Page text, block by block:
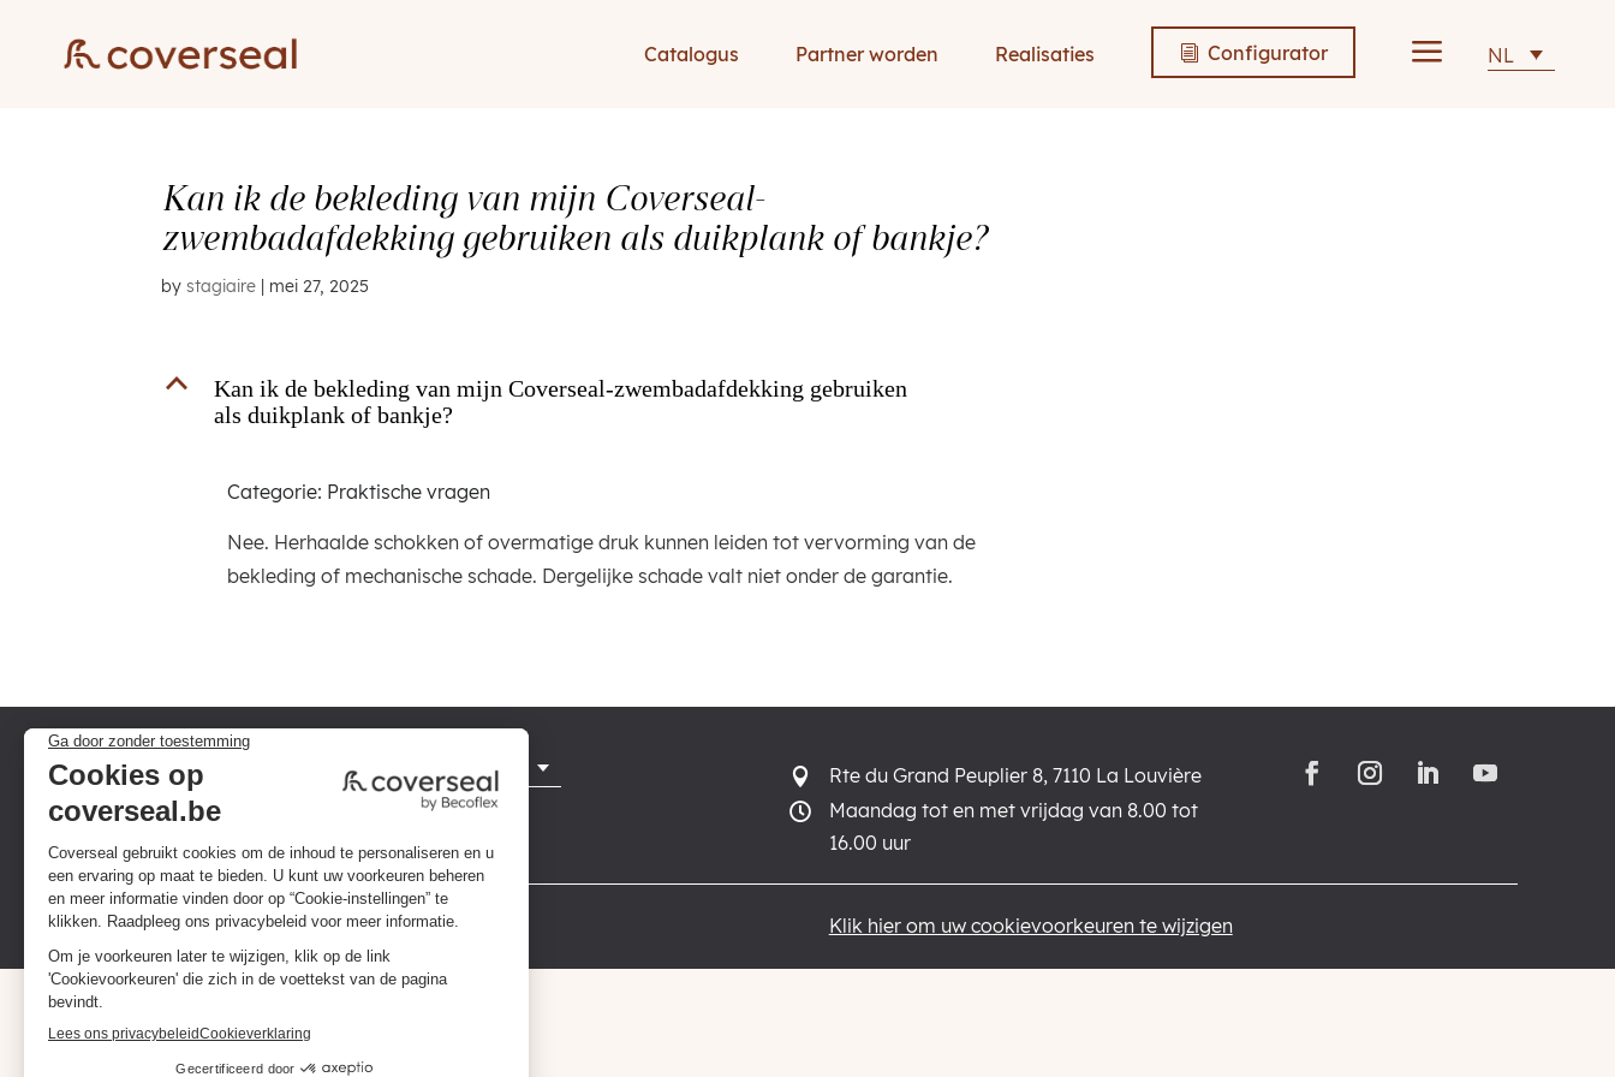
Catalogus Partner worden Realisaties i Configurator a NL
Kan ik de bekleding van mijn Coverseal-
zwembadafdekking gebruiken als duikplank of bankje?
bystagiaire | mei 27, 2025
B
Kan ik de bekleding van mijn Coverseal-zwembadafdekking gebruiken
als duikplank of bankje?
Categorie: Praktische vragen
Nee. Herhaalde schokken of overmatige druk kunnen leiden tot vervorming van de
bekleding of mechanische schade. Dergelijke schade valt niet onder de garantie.
 Rte du Grand Peuplier 8, 7110 La Louvière

Maandag tot en met vrijdag van 8.00 tot
16.00 uur
Privacybeleid Algemene voorwaarden Klik hier om uw cookievoorkeuren te wijzigen